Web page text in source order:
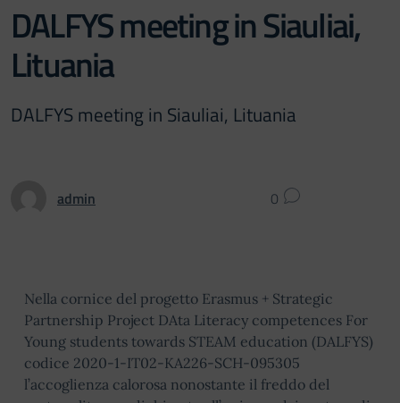
DALFYS meeting in Siauliai,
Lituania
DALFYS meeting in Siauliai, Lituania
admin 0
Nella cornice del progetto Erasmus + Strategic
Partnership Project DAta Literacy competences For
Young students towards STEAM education (DALFYS)
codice 2020-1-IT02-KA226-SCH-095305
l’accoglienza calorosa nonostante il freddo del